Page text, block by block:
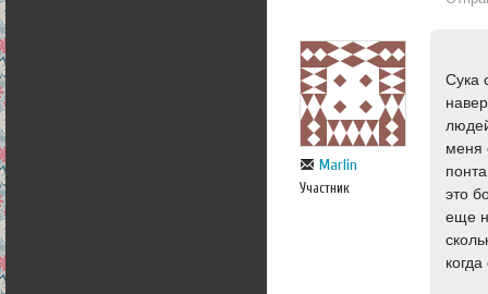
Marlin
Участник
Сука
меня
это
еще